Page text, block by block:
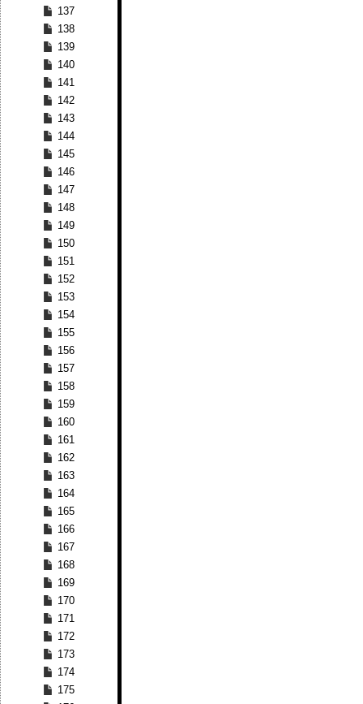
137
138
139
140
141
142
143
144
145
146
147
148
149
150
151
152
153
154
155
156
157
158
159
160
161
162
163
164
165
166
167
168
169
170
171
172
173
174
175